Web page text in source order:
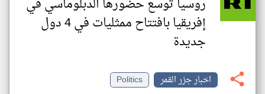
روسيا توسع حضورها الدبلوماسي في
إفريقيا بافتتاح ممثليات في 4 دول
جديدة
اخبار جزر القمر
Politics